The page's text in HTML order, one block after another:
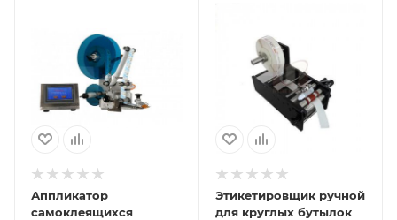
Аппликатор
самоклеящихся
Этикетировщик ручной
для круглых бутылок